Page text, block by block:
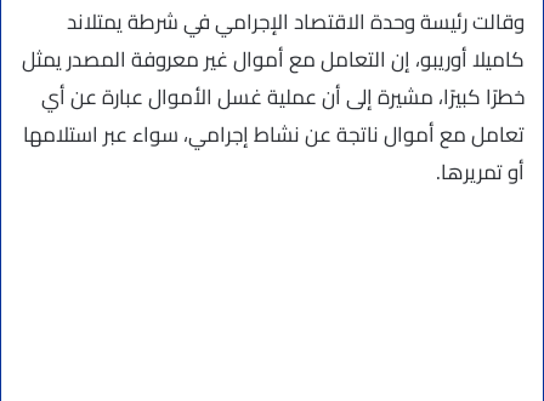
وقالت رئيسة وحدة الاقتصاد الإجرامي في شرطة يمتلاند
كاميلا أوريبو، إن التعامل مع أموال غير معروفة المصدر يمثل
خطرًا كبيرًا، مشيرة إلى أن عملية غسل الأموال عبارة عن أي
تعامل مع أموال ناتجة عن نشاط إجرامي، سواء عبر استلامها
أو تمريرها.